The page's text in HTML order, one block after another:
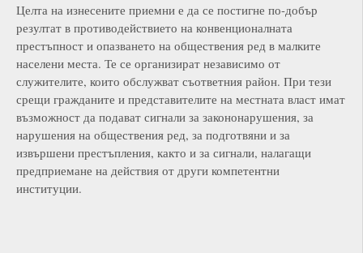
Целта на изнесените приемни е да се постигне по-добър
резултат в противодействието на конвенционалната
престъпност и опазването на обществения ред в малките
населени места. Те се организират независимо от
служителите, които обслужват съответния район. При тези
срещи гражданите и представителите на местната власт имат
възможност да подават сигнали за закононарушения, за
нарушения на обществения ред, за подготвяни и за
извършени престъпления, както и за сигнали, налагащи
предприемане на действия от други компетентни
институции.